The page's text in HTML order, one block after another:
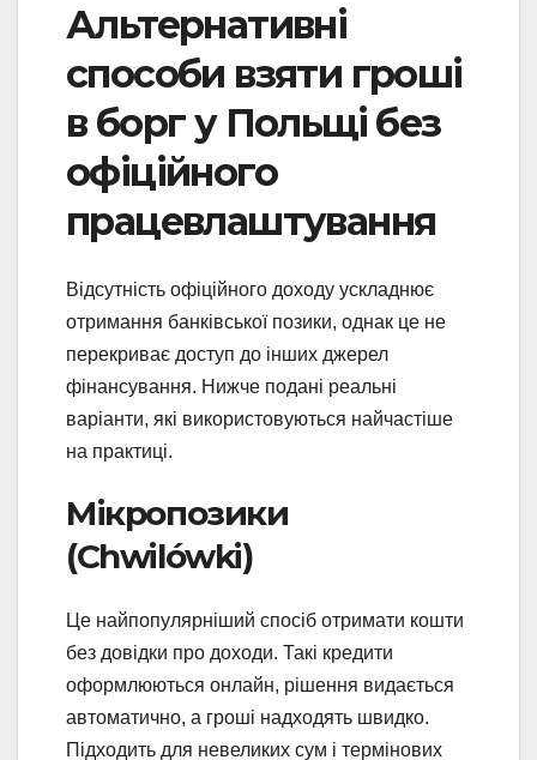
Альтернативні
способи взяти гроші
в борг у Польщі без
офіційного
працевлаштування
Відсутність офіційного доходу ускладнює
отримання банківської позики, однак це не
перекриває доступ до інших джерел
фінансування. Нижче подані реальні
варіанти, які використовуються найчастіше
на практиці.
Мікропозики
(Chwilówki)
Це найпопулярніший спосіб отримати кошти
без довідки про доходи. Такі кредити
оформлюються онлайн, рішення видається
автоматично, а гроші надходять швидко.
Підходить для невеликих сум і термінових